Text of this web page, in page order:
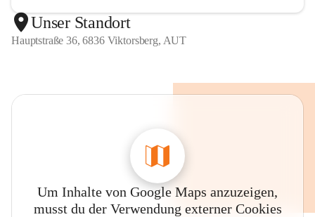
Unser Standort
Hauptstraße 36, 6836 Viktorsberg, AUT
Um Inhalte von Google Maps anzuzeigen,
musst du der Verwendung externer Cookies